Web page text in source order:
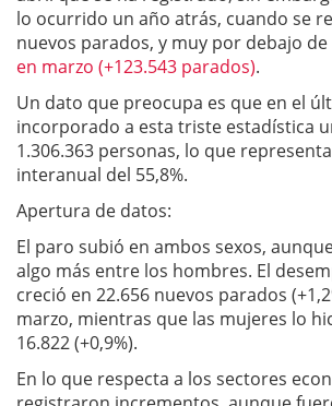
lo ocurrido un año atrás, cuando se
nuevos parados, y muy por debajo de
en marzo (+123.543 parados).
Un dato que preocupa es que en el
incorporado a esta triste estadística
1.306.363 personas, lo que
interanual del 55,8%.
Apertura de datos:
El paro subió en ambos sexos,
algo más entre los hombres. El
creció en 22.656 nuevos parados
marzo, mientras que las mujeres lo
16.822 (+0,9%).
En lo que respecta a los sectores